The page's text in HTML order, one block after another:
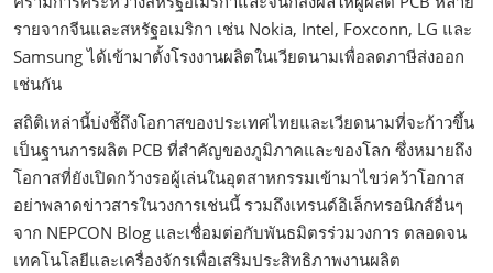
รายจากจีนและสหรัฐอเมริกา เช่น Nokia, Intel, Foxconn, LG และ
Samsung ได้เข้ามาตั้งโรงงานผลิตในเวียดนามเพื่อลดภาษีส่งออก
เช่นกัน
สถิติเหล่านี้บ่งชี้ถึงโอกาสของประเทศไทยและเวียดนามที่จะก้าวขึ้น
เป็นฐานการผลิต PCB ที่สำคัญของภูมิภาคและของโลก ซึ่งหมายถึง
โอกาสที่ยังเปิดกว้างรอผู้เล่นในอุตสาหกรรมเข้ามาไขว่คว้าโอกาส
อย่าพลาดข่าวสารในวงการเช่นนี้ รวมถึงเทรนด์อิเล็กทรอนิกส์อื่นๆ
จาก NEPCON Blog และเชื่อมต่อกับพันธมิตรร่วมวงการ ตลอดจน
เทคโนโลยีและเครื่องจักรเพื่อเสริมประสิทธิภาพงานผลิต